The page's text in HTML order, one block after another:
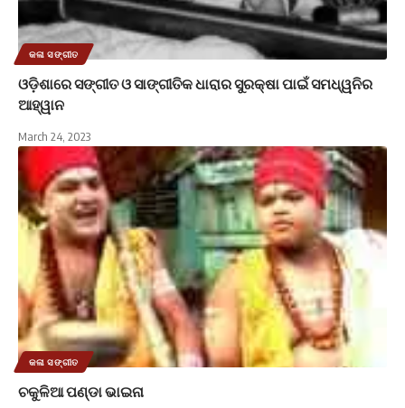
କଳା ସଙ୍ଗୀତ
ଓଡ଼ିଶାରେ ସଙ୍ଗୀତ ଓ ସାଙ୍ଗୀତିକ ଧାରାର ସୁରକ୍ଷା ପାଇଁ ସମଧ୍ୱନିର
ଆହ୍ୱାନ
March 24, 2023
କଳା ସଙ୍ଗୀତ
ଚକୁଳିଆ ପଣ୍ଡା ଭାଇନା